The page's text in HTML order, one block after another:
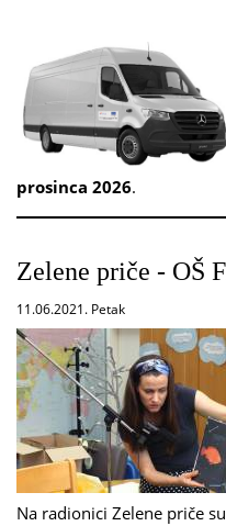
prosinca 2026.
Zelene priče - OŠ
11.06.2021. Petak
Na radionici Zelene priče